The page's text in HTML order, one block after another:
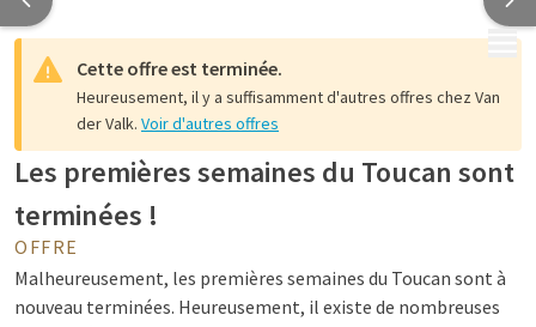
MENU
Cette offre est terminée.
Heureusement, il y a suffisamment d'autres offres chez Van
der Valk. Voir d'autres offres
Les premières semaines du Toucan sont
terminées !
OFFRE
Malheureusement, les premières semaines du Toucan sont à
nouveau terminées. Heureusement, il existe de nombreuses